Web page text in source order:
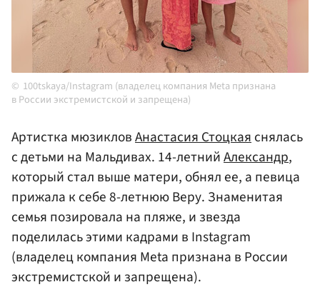
100tskaya/Instagram (владелец компания Meta признана
в России экстремистской и запрещена)
Артистка мюзикловАнастасия Стоцкаяснялась
с детьми на Мальдивах. 14-летнийАлександр,
который стал выше матери, обнял ее, а певица
прижала к себе 8-летнюю Веру. Знаменитая
семья позировала на пляже, и звезда
поделилась этими кадрами в Instagram
(владелец компания Meta признана в России
экстремистской и запрещена).